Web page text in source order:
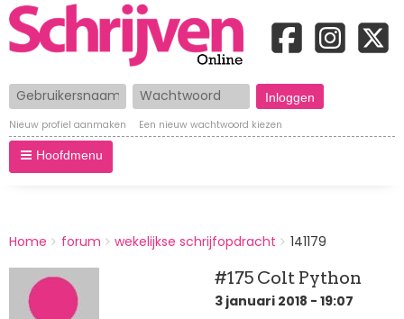
Gebruikersnaam Wachtwoord
Nieuw profiel aanmaken Een nieuw wachtwoord kiezen
Hoofdmenu
BREADCRUMBS
You
here:
Home forum wekelijkse schrijfopdracht 141179
#175 Colt Python
3 januari 2018 - 19:07